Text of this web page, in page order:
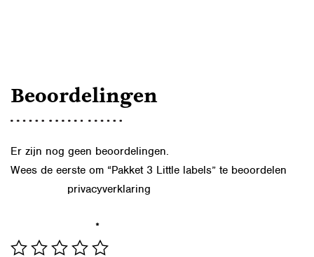
Beoordelingen
Er zijn nog geen beoordelingen.
Wees de eerste om “Pakket 3 Little labels” te beoordelen
privacyverklaring
*